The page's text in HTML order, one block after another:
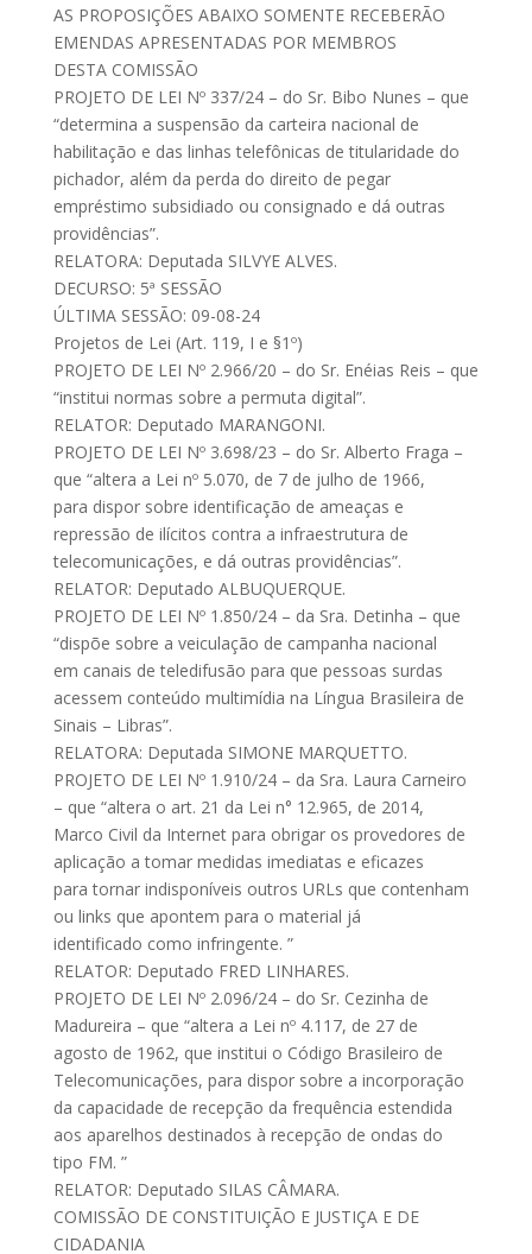
AS PROPOSIÇÕES ABAIXO SOMENTE RECEBERÃO
EMENDAS APRESENTADAS POR MEMBROS
DESTA COMISSÃO
PROJETO DE LEI Nº 337/24 – do Sr. Bibo Nunes – que
“determina a suspensão da carteira nacional de
habilitação e das linhas telefônicas de titularidade do
pichador, além da perda do direito de pegar
empréstimo subsidiado ou consignado e dá outras
providências”.
RELATORA: Deputada SILVYE ALVES.
DECURSO: 5ª SESSÃO
ÚLTIMA SESSÃO: 09-08-24
Projetos de Lei (Art. 119, I e §1º)
PROJETO DE LEI Nº 2.966/20 – do Sr. Enéias Reis – que
“institui normas sobre a permuta digital”.
RELATOR: Deputado MARANGONI.
PROJETO DE LEI Nº 3.698/23 – do Sr. Alberto Fraga –
que “altera a Lei nº 5.070, de 7 de julho de 1966,
para dispor sobre identificação de ameaças e
repressão de ilícitos contra a infraestrutura de
telecomunicações, e dá outras providências”.
RELATOR: Deputado ALBUQUERQUE.
PROJETO DE LEI Nº 1.850/24 – da Sra. Detinha – que
“dispõe sobre a veiculação de campanha nacional
em canais de teledifusão para que pessoas surdas
acessem conteúdo multimídia na Língua Brasileira de
Sinais – Libras”.
RELATORA: Deputada SIMONE MARQUETTO.
PROJETO DE LEI Nº 1.910/24 – da Sra. Laura Carneiro
– que “altera o art. 21 da Lei n° 12.965, de 2014,
Marco Civil da Internet para obrigar os provedores de
aplicação a tomar medidas imediatas e eficazes
para tornar indisponíveis outros URLs que contenham
ou links que apontem para o material já
identificado como infringente. ”
RELATOR: Deputado FRED LINHARES.
PROJETO DE LEI Nº 2.096/24 – do Sr. Cezinha de
Madureira – que “altera a Lei nº 4.117, de 27 de
agosto de 1962, que institui o Código Brasileiro de
Telecomunicações, para dispor sobre a incorporação
da capacidade de recepção da frequência estendida
aos aparelhos destinados à recepção de ondas do
tipo FM. ”
RELATOR: Deputado SILAS CÂMARA.
COMISSÃO DE CONSTITUIÇÃO E JUSTIÇA E DE
CIDADANIA